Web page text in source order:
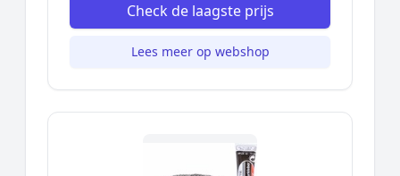
Check de laagste prijs
Lees meer op webshop